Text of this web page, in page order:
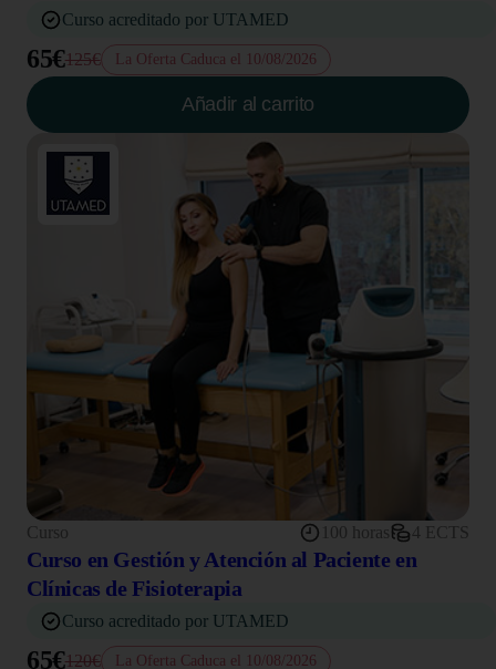
Curso acreditado por UTAMED
65€125€ La Oferta Caduca el 10/08/2026
Añadir al carrito
Curso 100 horas 4 ECTS
Curso en Gestión y Atención al Paciente en
Clínicas de Fisioterapia
Curso acreditado por UTAMED
65€120€ La Oferta Caduca el 10/08/2026